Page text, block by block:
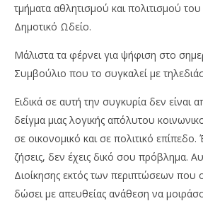
τμήματα αθλητισμού και πολιτισμού
Δημοτικό Ωδείο.
Μάλιστα τα φέρνει για ψήφιση στο
Συμβούλιο που το συγκαλεί με
Ειδικά σε αυτή την συγκυρία δεν είναι
δείγμα μιας λογικής απόλυτου
σε οικονομικό και σε πολιτικό επίπεδο.
ζήσεις, δεν έχεις δικό σου πρόβλημα.
Διοίκησης εκτός των περιπτώσεων που
δώσει με απευθείας ανάθεση να